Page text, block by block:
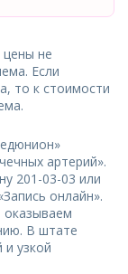
не
Если
то к стоимости
артерий».
201-03-03 или
онлайн».
оказываем
В штате
узкой